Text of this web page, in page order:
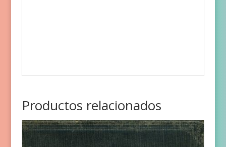
Productos relacionados